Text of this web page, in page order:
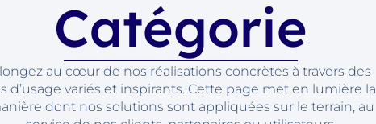
Catégorie
au cœur de nos réalisations concrètes à travers des
d’usage variés et inspirants. Cette page met en lumière la
dont nos solutions sont appliquées sur le terrain, au